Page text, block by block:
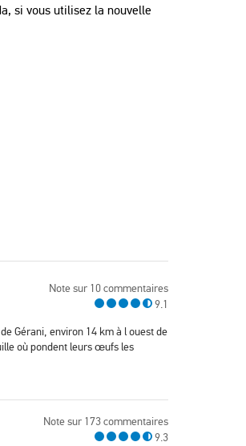
si vous utilisez la nouvelle
Note sur 10 commentaires
9.1
Gérani, environ 14 km à l ouest de
où pondent leurs œufs les
Note sur 173 commentaires
9.3